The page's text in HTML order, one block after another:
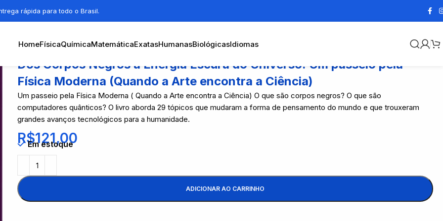
rápida para todo o Brasil.
HomeFísicaQuímicaMatemáticaExatasHumanasBiológicasIdiomas
Dos Corpos Negros à Energia Escura do Universo: Um passeio pela
Física Moderna (Quando a Arte encontra a Ciência)
Um passeio pela Física Moderna ( Quando a Arte encontra a Ciência) O que são corpos negros? O que são
computadores quânticos? O livro aborda 29 tópicos que mudaram a forma de pensamento do mundo e que trouxeram
grandes avanços tecnológicos para a humanidade.
R$121,00
Em estoque
ADICIONAR AO CARRINHO